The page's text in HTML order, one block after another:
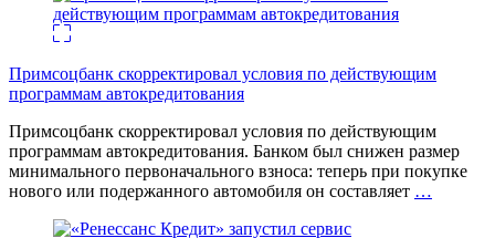
Примсоцбанк скорректировал условия по действующим
программам автокредитования
Примсоцбанк скорректировал условия по действующим
программам автокредитования. Банком был снижен размер
минимального первоначального взноса: теперь при покупке
нового или подержанного автомобиля он составляет …